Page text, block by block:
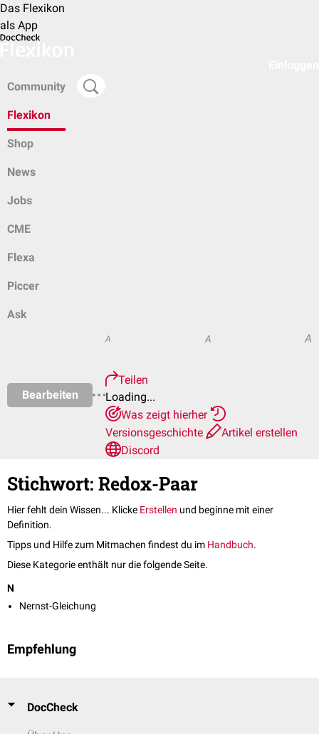
Das Flexikon
als App
Community
Flexikon
Shop
News
Jobs
CME
Flexa
Piccer
Ask
Bearbeiten
A A A
Teilen
Loading...
Was zeigt hierher
Versionsgeschichte
Artikel erstellen
Discord
Stichwort: Redox-Paar
Hier fehlt dein Wissen... Klicke Erstellen und beginne mit einer
Definition.
Tipps und Hilfe zum Mitmachen findest du im Handbuch.
Diese Kategorie enthält nur die folgende Seite.
N
Nernst-Gleichung
Empfehlung
DocCheck